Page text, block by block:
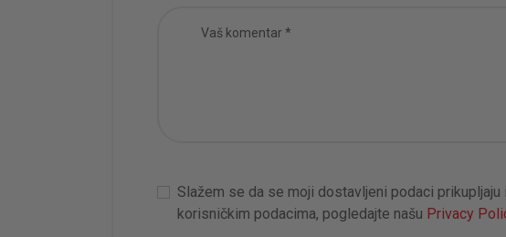
Slažem se da se moji dostavljeni podaci prikupljaju
korisničkim podacima, pogledajte našu Privacy